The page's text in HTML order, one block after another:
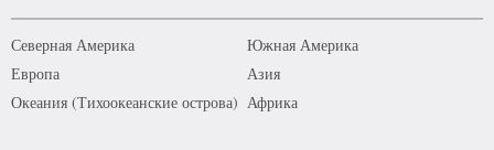
Северная Америка
Южная Америка
Европа
Азия
Океания (Тихоокеанские острова) Африка